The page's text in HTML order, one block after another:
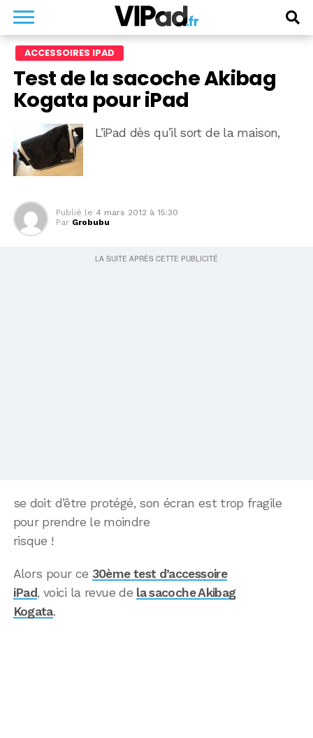
ACCESSOIRES IPAD
Test de la sacoche Akibag
Kogata pour iPad
L’iPad dès qu’il sort de la maison,
Publié le 4 mars 2012 à 15:30
Par Grobubu
se doit d’être protégé, son écran est trop fragile
pour prendre le moindre
risque !
Alors pour ce 30ème test d’accessoire
iPad, voici la revue de la sacoche Akibag
Kogata.